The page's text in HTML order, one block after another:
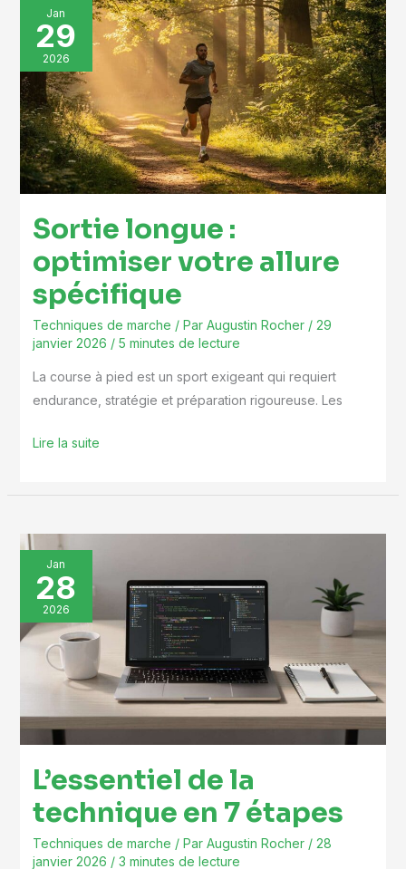
Jan
29
2026
Sortie longue :
optimiser votre allure
spécifique
Techniques de marche / Par Augustin Rocher / 29
janvier 2026 / 5 minutes de lecture
La course à pied est un sport exigeant qui requiert
endurance, stratégie et préparation rigoureuse. Les
Sortie
longue
optimiser
votre
allure
spécifique
Lire la suite
Jan
28
2026
L’essentiel de la
technique en 7 étapes
Techniques de marche / Par Augustin Rocher / 28
janvier 2026 / 3 minutes de lecture
L’essentiel
de
technique
en